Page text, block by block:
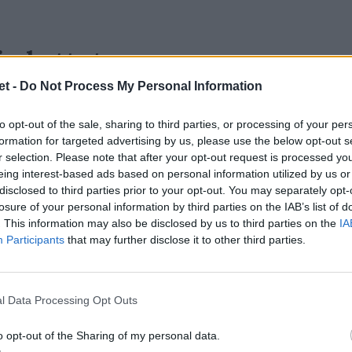
- Do Not Process My Personal Information
opt-out of the sale, sharing to third parties, or processing of your
for targeted advertising by us, please use the below opt-out
selection. Please note that after your opt-out request is processed
interest-based ads based on personal information utilized by us
to third parties prior to your opt-out. You may separately
of your personal information by third parties on the IAB’s list of
This information may also be disclosed by us to third parties on the
Participants that may further disclose it to other third parties.
Data Processing Opt Outs
opt-out of the Sharing of my personal data.
gli unici ad aver concluso imbattuti il
il diluvio contro gli Springboks Junior
(43-20) e nell'ultima giornata
sofferenza. Sotto 19-13 al 53', i baby
giallo all'ala destra King Maxwell per
a 19-25 con due mete dell'ala sinistra
apparizione nel Pacifc Super Rugby con
ci mettono solo due minuti
la marcatura del terza linea Johnny
20. Poi allungano nonostante un altro
di creare azioni, però non